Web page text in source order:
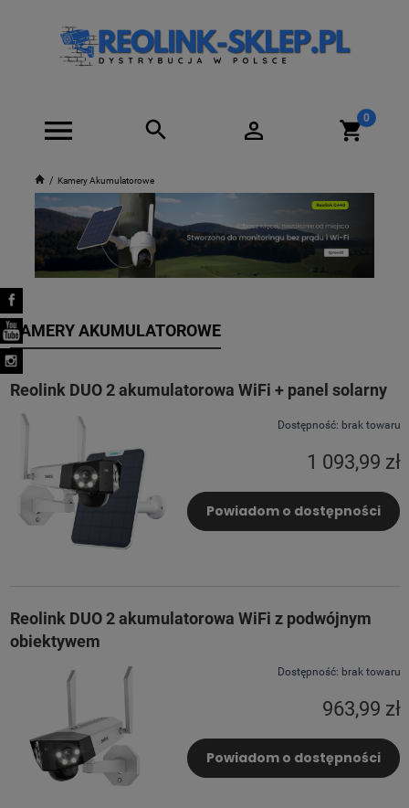
Kamery Akumulatorowe
KAMERY AKUMULATOROWE
Reolink DUO 2 akumulatorowa WiFi + panel solarny
Dostępność: brak towaru
1 093,99 zł
Powiadom o dostępności
Reolink DUO 2 akumulatorowa WiFi z podwójnym
obiektywem
Dostępność: brak towaru
963,99 zł
Powiadom o dostępności